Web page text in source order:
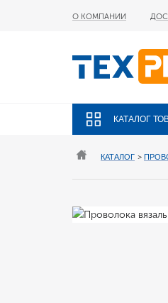
О КОМПАНИИ
КАТАЛОГ
КАТАЛОГ >